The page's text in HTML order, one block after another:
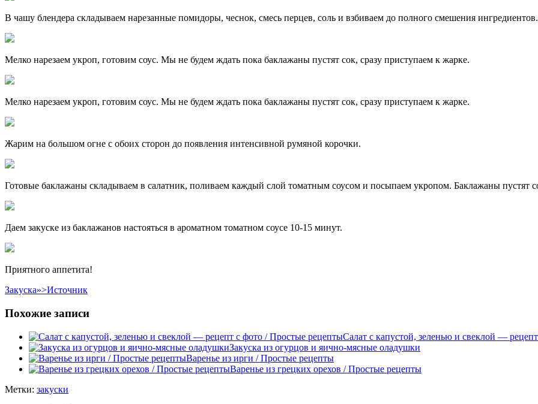
В чашу блендера складываем нарезанные помидоры, чеснок, смесь перцев, соль и взбиваем до полного смешения ингредиентов.
Мелко нарезаем укроп, готовим соус. Мы не будем ждать пока баклажаны пустят сок, сразу приступаем к жарке.
Мелко нарезаем укроп, готовим соус. Мы не будем ждать пока баклажаны пустят сок, сразу приступаем к жарке.
Жарим на большом огне с обоих сторон до появления интенсивной румяной корочки.
Готовые баклажаны складываем в салатник, поливаем каждый слой томатным соусом и посыпаем укропом. Баклажаны пустят
Даем закуске из баклажанов настояться в ароматном томатном соусе 10-15 минут.
Приятного аппетита!
Закуска»>Источник
Похожие записи
Салат с капустой, зеленью и свеклой —
Закуска из огурцов и яично-мясные оладушки
Варенье из ирги / Простые рецепты
Варенье из грецких орехов / Простые рецепты
Метки: закуски